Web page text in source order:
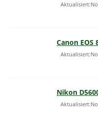
Canon EOS
Nikon